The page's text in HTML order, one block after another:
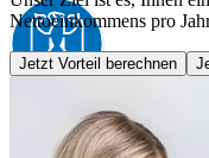
Nettoeinkommens pro
Jetzt Vorteil berechnen